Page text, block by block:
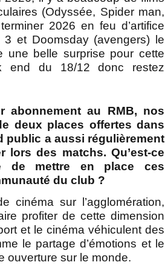
(Odyssée, Spider man,
2026 en feu d’artifice
et Doomsday (avengers) le
une belle surprise pour cette
end du 18/12 donc restez
abonnement au RMB, nos
deux places offertes dans
public a aussi régulièrement
lors des matchs. Qu’est-ce
de mettre en place ces
du club ?
cinéma sur l’agglomération,
profiter de cette dimension
et le cinéma véhiculent des
le partage d’émotions et le
ouverture sur le monde.